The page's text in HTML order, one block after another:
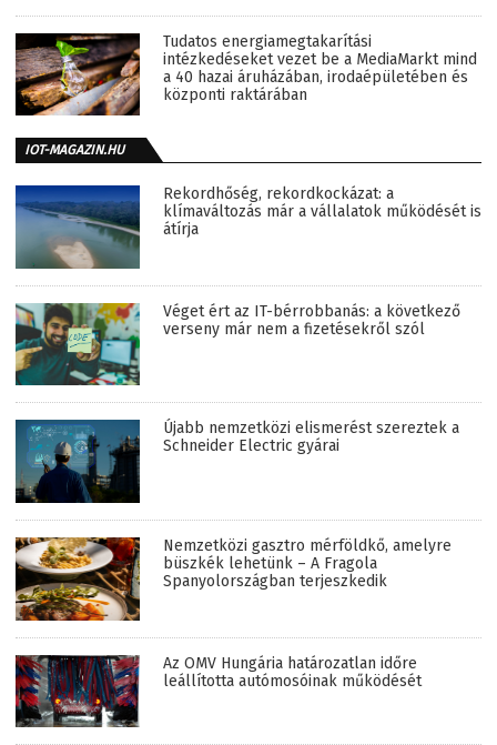
Tudatos energiamegtakarítási
intézkedéseket vezet be a MediaMarkt mind
a 40 hazai áruházában, irodaépületében és
központi raktárában
IOT-MAGAZIN.HU
Rekordhőség, rekordkockázat: a
klímaváltozás már a vállalatok működését is
átírja
Véget ért az IT-bérrobbanás: a következő
verseny már nem a fizetésekről szól
Újabb nemzetközi elismerést szereztek a
Schneider Electric gyárai
Nemzetközi gasztro mérföldkő, amelyre
büszkék lehetünk – A Fragola
Spanyolországban terjeszkedik
Az OMV Hungária határozatlan időre
leállította autómosóinak működését